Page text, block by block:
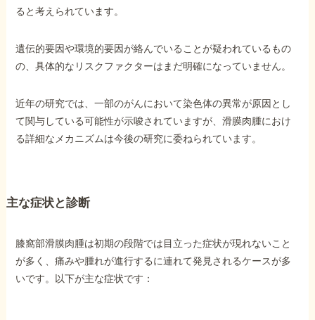
ると考えられています。
遺伝的要因や環境的要因が絡んでいることが疑われているもの
の、具体的なリスクファクターはまだ明確になっていません。
近年の研究では、一部のがんにおいて染色体の異常が原因とし
て関与している可能性が示唆されていますが、滑膜肉腫におけ
る詳細なメカニズムは今後の研究に委ねられています。
主な症状と診断
膝窩部滑膜肉腫は初期の段階では目立った症状が現れないこと
が多く、痛みや腫れが進行するに連れて発見されるケースが多
いです。以下が主な症状です：